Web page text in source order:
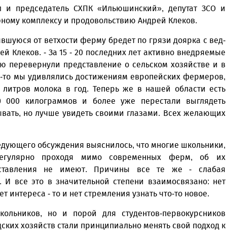
председатель СХПК «Ильюшинский», депутат ЗСО и
комплексу и продовольствию Андрей Клеков.
от ветхости ферму бредет по грязи доярка с вед­
Клеков. - За 15 - 20 последних лет активно внедряемые
перевернули представление о сельском хозяйстве и в
то мы удивлялись достижениям европейских фермеров,
молока в год. Теперь же в нашей области есть
000 килограммов и более уже перестали выглядеть
но лучше увидеть своими глазами. Всех желающих
обсуждения выяснилось, что многие школьники,
проходя мимо современных ферм, об их
не имеют. Причины все те же - слабая
все это в значительной степени взаимосвязано: нет
- то и нет стремления узнать что-то новое.
но и порой для студентов-первокурсников
хозяйств стали принципиально менять свой подход к